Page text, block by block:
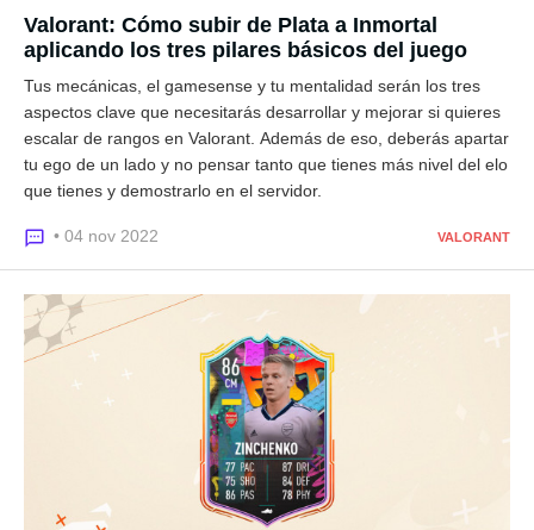
Valorant: Cómo subir de Plata a Inmortal
aplicando los tres pilares básicos del juego
Tus mecánicas, el gamesense y tu mentalidad serán los tres
aspectos clave que necesitarás desarrollar y mejorar si quieres
escalar de rangos en Valorant. Además de eso, deberás apartar
tu ego de un lado y no pensar tanto que tienes más nivel del elo
que tienes y demostrarlo en el servidor.
• 04 nov 2022 VALORANT